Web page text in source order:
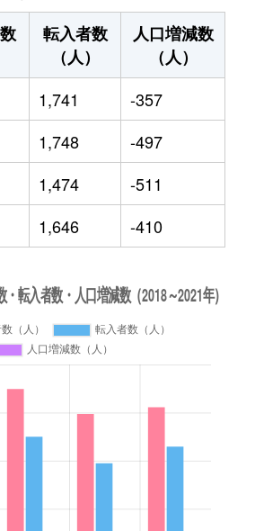
転入者数
（人）
人口増減数
（人）
1,741
-357
1,748
-497
1,474
-511
1,646 -410